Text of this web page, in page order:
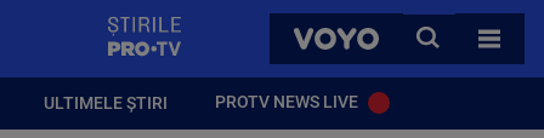
VOYO
CAUTA
TOATE
ULTIMELE ȘTIRI PROTV NEWS LIVE